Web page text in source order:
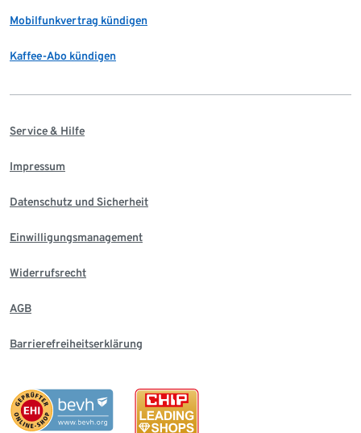
Mobilfunkvertrag kündigen
Kaffee-Abo kündigen
Service & Hilfe
Impressum
Datenschutz und Sicherheit
Einwilligungsmanagement
Widerrufsrecht
AGB
Barrierefreiheitserklärung